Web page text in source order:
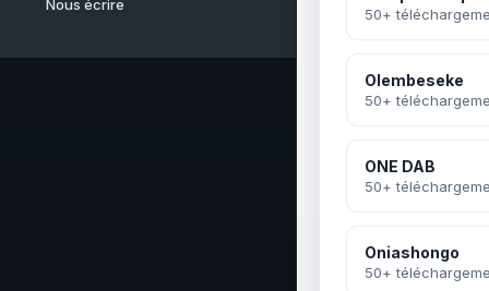
Nous écrire
50+
Olembeseke
50+
ONE DAB
50+
Oniashongo
50+